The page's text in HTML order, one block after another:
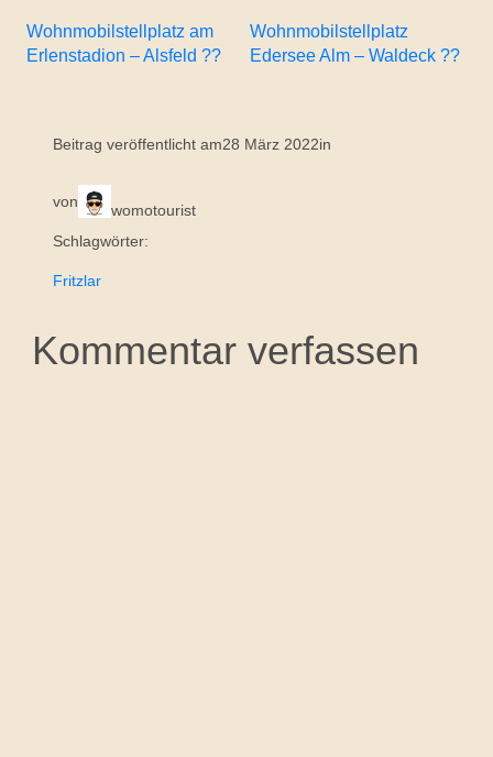
Wohnmobilstellplatz am
Erlenstadion – Alsfeld ??
Wohnmobilstellplatz
Edersee Alm – Waldeck ??
Beitrag veröffentlicht am28 März 2022in
von
womotourist
Schlagwörter:
Fritzlar
Kommentar verfassen